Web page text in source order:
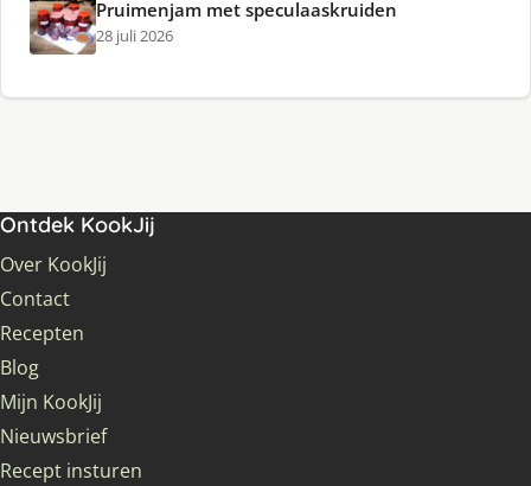
Pruimenjam met speculaaskruiden
28 juli 2026
Ontdek KookJij
Over KookJij
Contact
Recepten
Blog
Mijn KookJij
Nieuwsbrief
Recept insturen